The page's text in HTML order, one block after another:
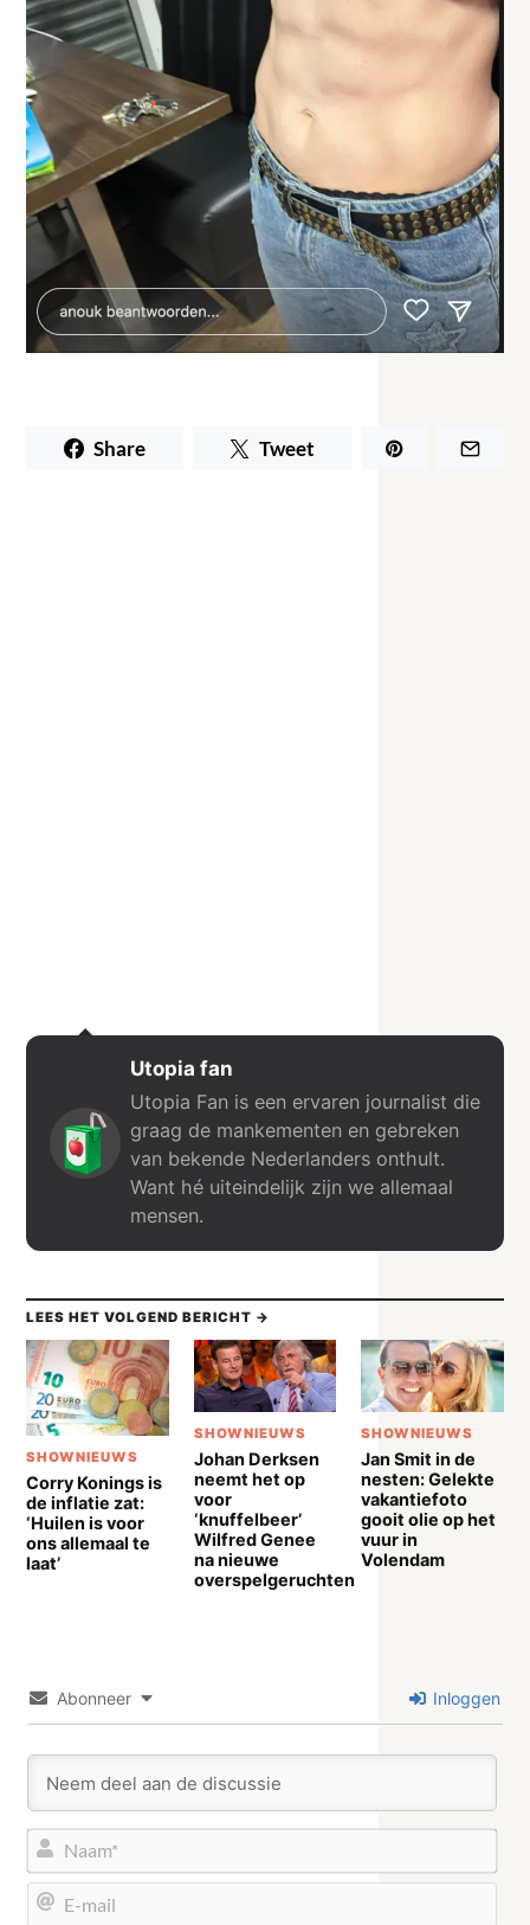
Share Tweet
Utopia fan
Utopia Fan is een ervaren journalist die
graag de mankementen en gebreken
van bekende Nederlanders onthult.
Want hé uiteindelijk zijn we allemaal
mensen.
LEES HET VOLGEND BERICHT →
SHOWNIEUWS
Corry Konings is
de inflatie zat:
‘Huilen is voor
ons allemaal te
laat’
SHOWNIEUWS
Johan Derksen
neemt het op
voor
‘knuffelbeer’
Wilfred Genee
na nieuwe
overspelgeruchten
SHOWNIEUWS
Jan Smit in de
nesten: Gelekte
vakantiefoto
gooit olie op het
vuur in
Volendam
Abonneer Inloggen